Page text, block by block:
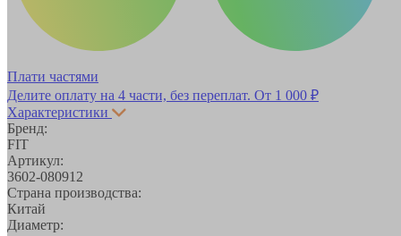
Плати частями
Делите оплату на 4 части, без переплат. От 1 000 ₽
Характеристики
Бренд:
FIT
Артикул:
3602-080912
Страна производства:
Китай
Диаметр: